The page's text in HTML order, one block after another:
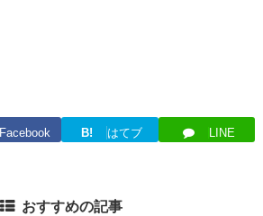
Facebook B! はてブ LINE
おすすめの記事